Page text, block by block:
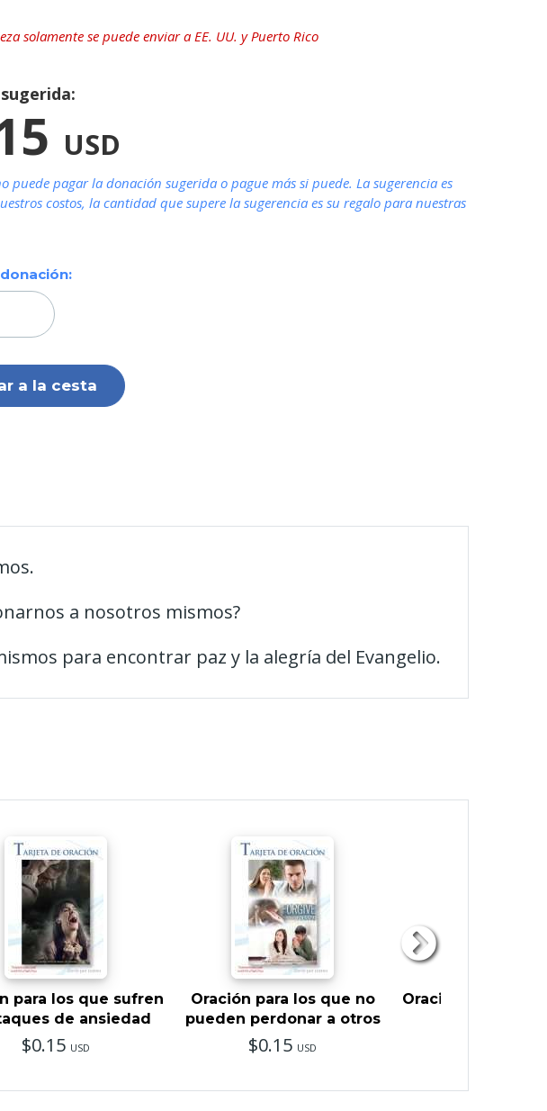
solamente se puede enviar a EE. UU. y Puerto Rico
USD
puede pagar la donación sugerida o pague más si puede. La sugerencia es
costos, la cantidad que supere la sugerencia es su regalo para nuestras
a nosotros mismos?
para encontrar paz y la alegría del Evangelio.
para los que sufren
de ansiedad
$0.15 USD
Oración para los que no
pueden perdonar a otros
$0.15 USD
Oración para los